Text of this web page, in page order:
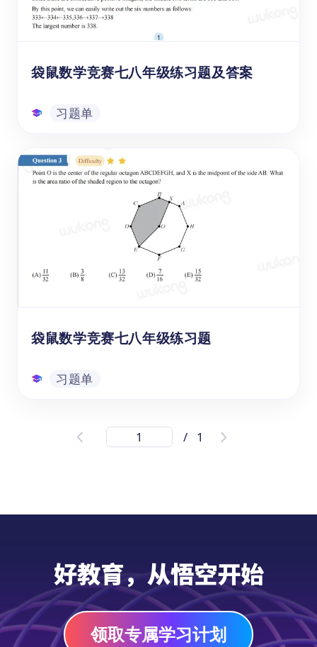
袋鼠数学竞赛七八年级练习题及答案
习题单
袋鼠数学竞赛七八年级练习题及答案
这份袋鼠数学竞赛习题涵盖多个重要数学知识
点，不仅能够帮助学生巩固基础知识，还能提
升他们的逻辑思维和实际应用能力。无论您是
家长希望为孩子提供额外的学习资源，还是老
师想要丰富课堂内容，这份习题单都是理想的
选择。快来下载吧！
习题单
袋鼠数学竞赛七八年级练习题
习题单
袋鼠数学竞赛七八年级练习题
你的孩子是否也在准备袋鼠数学竞赛？这份
的袋鼠数学竞赛练习题，快来下载吧！
/ 1
好教育，从悟空开始
领取专属学习计划